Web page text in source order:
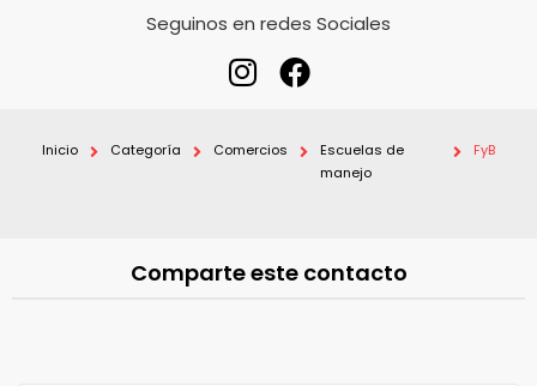
Seguinos en redes Sociales
Inicio Categoría Comercios
Escuelas de
manejo
FyB
Comparte este contacto